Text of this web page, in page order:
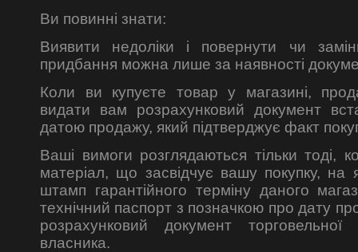
Ви повинні знати:
Виявити недоліки і повернути чи
придбання можна лише за наявності
Коли ви купуєте товар у магазині,
видати вам розрахунковий документ
датою продажу, який підтверджує факт
Ваші вимоги розглядаються тільки тоді,
матеріал, що засвідчує вашу покупку, на
штамп гарантійного терміну даного
технічний паспорт з позначкою про дату
розрахунковий документ
власника.